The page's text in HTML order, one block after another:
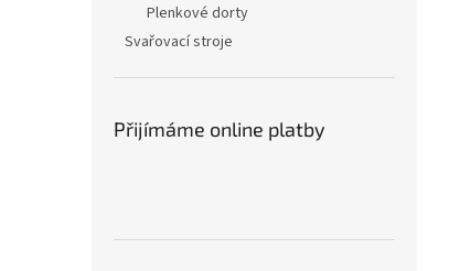
Plenkové dorty
Svařovací stroje
Přijímáme online platby